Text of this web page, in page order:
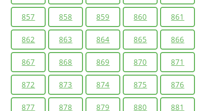
857 858 859 860 861
862 863 864 865 866
867 868 869 870 871
872 873 874 875 876
877 878 879 880 881